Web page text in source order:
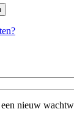
nieuw